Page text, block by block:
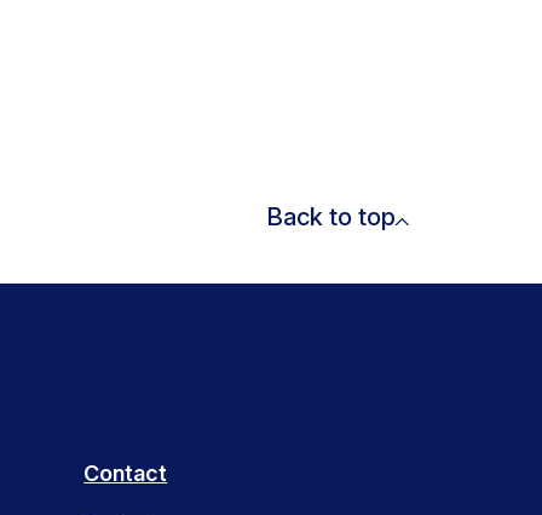
Back to top
Contact